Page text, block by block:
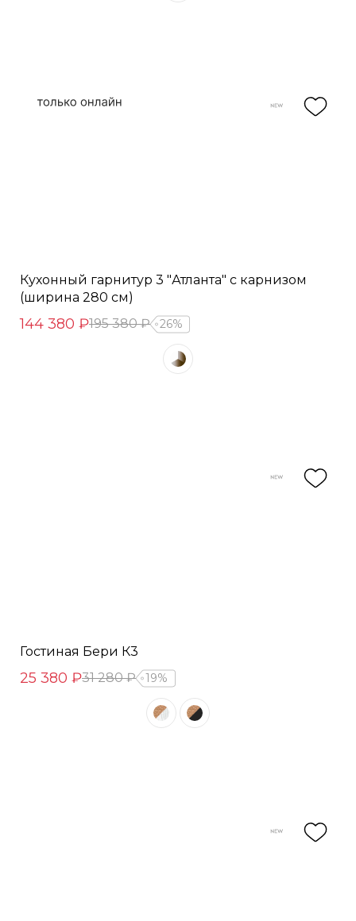
Кухонный гарнитур 3 "Атланта" с карнизом
(ширина 280 см)
144 380 ₽195 380 ₽ 26%
Гостиная Бери К3
25 380 ₽31 280 ₽ 19%